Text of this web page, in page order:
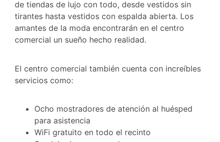
de tiendas de lujo con todo, desde vestidos sin
tirantes hasta vestidos con espalda abierta. Los
amantes de la moda encontrarán en el centro
comercial un sueño hecho realidad.
El centro comercial también cuenta con increíbles
servicios como:
Ocho mostradores de atención al huésped
para asistencia
WiFi gratuito en todo el recinto